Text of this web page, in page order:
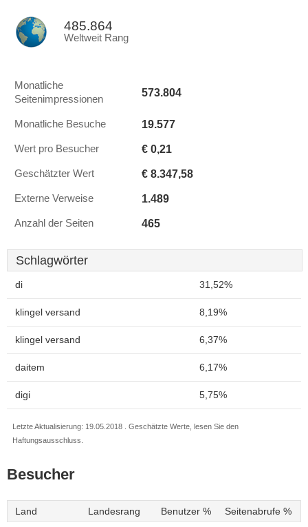
485.864
Weltweit Rang
Monatliche
Seitenimpressionen
573.804
Monatliche Besuche 19.577
Wert pro Besucher € 0,21
Geschätzter Wert € 8.347,58
Externe Verweise 1.489
Anzahl der Seiten 465
Schlagwörter
di 31,52%
klingel versand 8,19%
klingel versand 6,37%
daitem 6,17%
digi 5,75%
Letzte Aktualisierung: 19.05.2018 . Geschätzte Werte, lesen Sie den
Haftungsausschluss.
Besucher
Land Landesrang Benutzer % Seitenabrufe %